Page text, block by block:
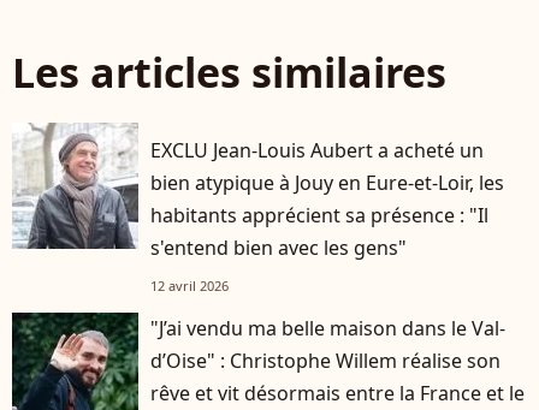
Les articles similaires
EXCLU Jean-Louis Aubert a acheté un
bien atypique à Jouy en Eure-et-Loir, les
habitants apprécient sa présence : "Il
s'entend bien avec les gens"
12 avril 2026
"J’ai vendu ma belle maison dans le Val-
d’Oise" : Christophe Willem réalise son
rêve et vit désormais entre la France et le